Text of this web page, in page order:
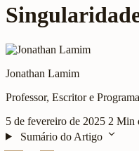
Jonathan Lamim
Professor, Escritor e
5 de fevereiro de 2025 2 Min
Sumário do Artigo expand_more